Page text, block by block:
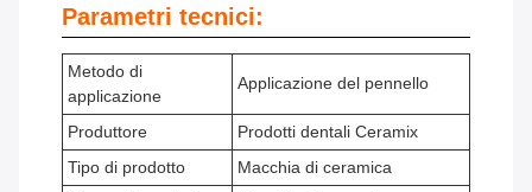
Parametri tecnici:
Metodo di
applicazione
Applicazione del pennello
Produttore
Prodotti dentali Ceramix
Tipo di prodotto
Macchia di ceramica